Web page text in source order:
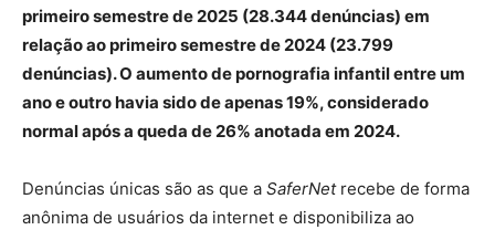
primeiro semestre de 2025 (28.344 denúncias) em
relação ao primeiro semestre de 2024 (23.799
denúncias). O aumento de pornografia infantil entre um
ano e outro havia sido de apenas 19%, considerado
normal após a queda de 26% anotada em 2024.
Denúncias únicas são as que a SaferNetrecebe de forma
anônima de usuários da internet e disponibiliza ao